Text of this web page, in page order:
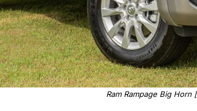
Ram Rampage Big Horn